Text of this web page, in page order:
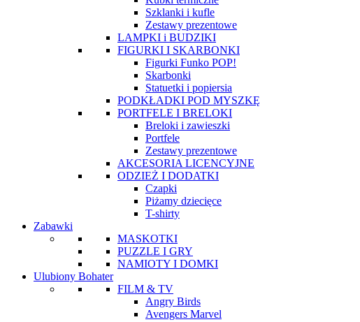
Szklanki i kufle
Zestawy prezentowe
LAMPKI i BUDZIKI
FIGURKI I SKARBONKI
Figurki Funko POP!
Skarbonki
Statuetki i popiersia
PODKŁADKI POD MYSZKĘ
PORTFELE I BRELOKI
Breloki i zawieszki
Portfele
Zestawy prezentowe
AKCESORIA LICENCYJNE
ODZIEŻ I DODATKI
Czapki
Piżamy dziecięce
T-shirty
Zabawki
MASKOTKI
PUZZLE I GRY
NAMIOTY I DOMKI
Ulubiony Bohater
FILM & TV
Angry Birds
Avengers Marvel